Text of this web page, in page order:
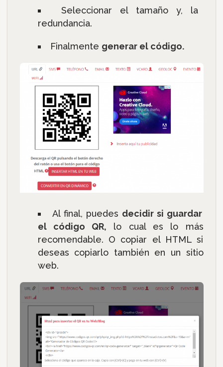
Seleccionar el tamaño y, la
redundancia.
Finalmente generar el código.
Al final, puedes decidir si guardar
el código QR, lo cual es lo más
recomendable. O copiar el HTML si
deseas copiarlo también en un sitio
web.